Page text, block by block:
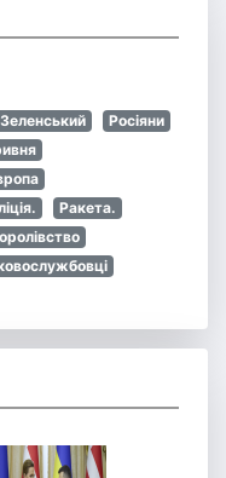
Росіяни
Ракета.